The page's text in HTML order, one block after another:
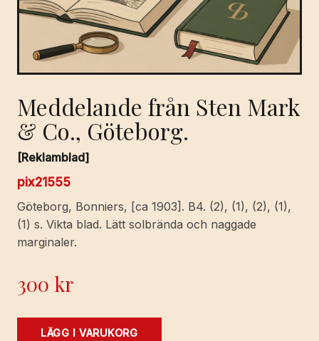
Meddelande från Sten Mark
& Co., Göteborg.
[Reklamblad]
pix21555
Göteborg, Bonniers, [ca 1903]. B4. (2), (1), (2), (1),
(1) s. Vikta blad. Lätt solbrända och naggade
marginaler.
300 kr
Meddelande
LÄGG I VARUKORG